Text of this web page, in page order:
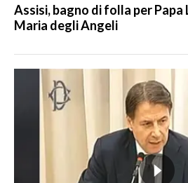
Assisi, bagno di folla per Papa
Maria degli Angeli